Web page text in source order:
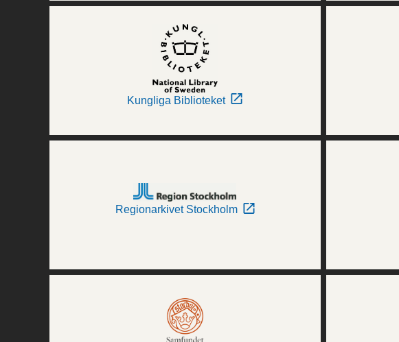
Kungliga Biblioteket
Regionarkivet Stockholm